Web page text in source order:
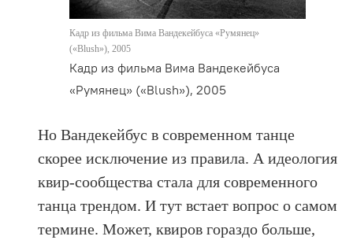
Кадр из фильма Вима Вандекейбуса «Румянец»
(«Blush»), 2005
Кадр из фильма Вима Вандекейбуса
«Румянец» («Blush»), 2005
Но Вандекейбус в современном танце
скорее исключение из правила. А идеология
квир-сообщества стала для современного
танца трендом. И тут встает вопрос о самом
термине. Может, квиров гораздо больше,